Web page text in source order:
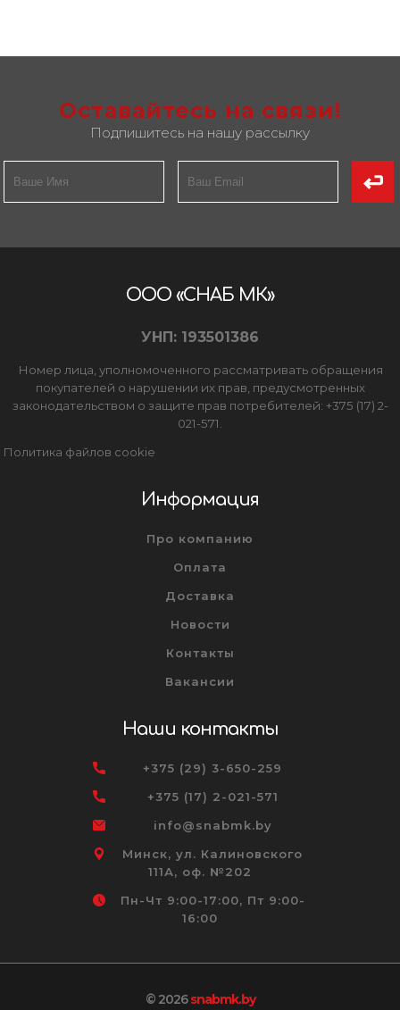
Оставайтесь на связи!
Подпишитесь на нашу рассылку
ООО «СНАБ МК»
УНП: 193501386
Номер лица, уполномоченного рассматривать обращения
покупателей о нарушении их прав, предусмотренных
законодательством о защите прав потребителей: +375 (17) 2-
021-571.
Политика файлов cookie
Информация
Про компанию
Оплата
Доставка
Новости
Контакты
Вакансии
Наши контакты
+375 (29) 3-650-259
+375 (17) 2-021-571
info@snabmk.by
Минск, ул. Калиновского
111А, оф. №202
Пн-Чт 9:00-17:00, Пт 9:00-
16:00
© 2026snabmk.by